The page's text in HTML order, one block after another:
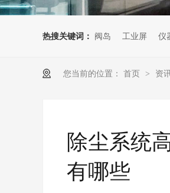
热搜关键词： 阀岛 工业屏 仪
您当前的位置： 首页 > 资
除尘系统
有哪些